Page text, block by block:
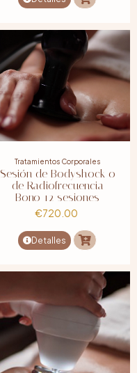
Tratamientos Corporales
Sesión de Bodyshock o
de Radiofrecuencia
Bono 12 sesiones
€720.00
Detalles